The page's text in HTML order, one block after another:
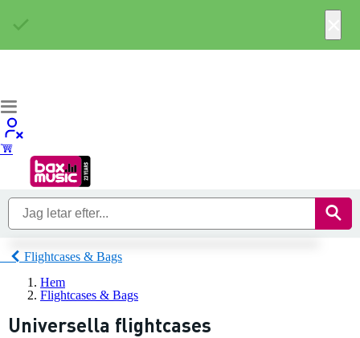
Flightcases & Bags
Hem
Flightcases & Bags
Universella flightcases